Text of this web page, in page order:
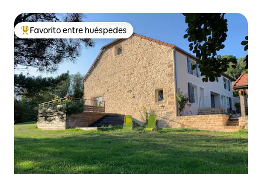
Favorito entre huéspedes preferido
Favorito entre huéspedes